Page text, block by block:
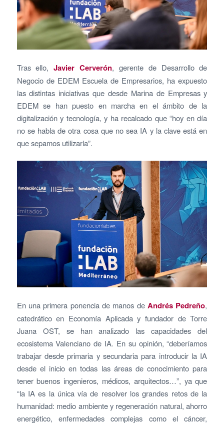
Tras ello,Javier Cerverón, gerente de Desarrollo de
Negocio de EDEM Escuela de Empresarios, ha expuesto
las distintas iniciativas que desde Marina de Empresas y
EDEM se han puesto en marcha en el ámbito de la
digitalización y tecnología, y ha recalcado que “hoy en día
no se habla de otra cosa que no sea IA y la clave está en
que sepamos utilizarla”.
En una primera ponencia de manos deAndrés Pedreño,
catedrático en Economía Aplicada y fundador de Torre
Juana OST, se han analizado las capacidades del
ecosistema Valenciano de IA. En su opinión, “deberíamos
trabajar desde primaria y secundaria para introducir la IA
desde el inicio en todas las áreas de conocimiento para
tener buenos ingenieros, médicos, arquitectos…”, ya que
“la IA es la única vía de resolver los grandes retos de la
humanidad: medio ambiente y regeneración natural, ahorro
energético, enfermedades complejas como el cáncer,